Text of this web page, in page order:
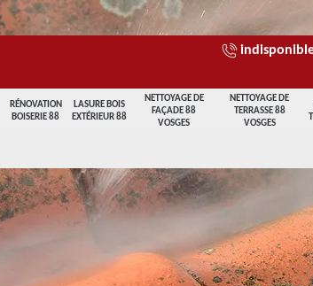
RÉNOVATION
BOISERIE 88
LASURE BOIS
EXTÉRIEUR 88
NETTOYAGE DE
FAÇADE 88
VOSGES
NETTOYAGE DE
TERRASSE 88
VOSGES